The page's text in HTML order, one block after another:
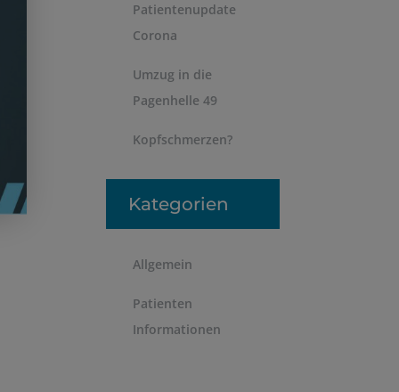
Patientenupdate
Corona
Umzug in die
Pagenhelle 49
Kopfschmerzen?
Kategorien
Allgemein
Patienten
Informationen